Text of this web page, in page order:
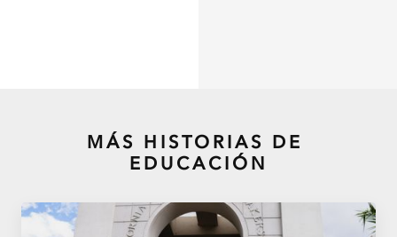
MÁS HISTORIAS DE
EDUCACIÓN